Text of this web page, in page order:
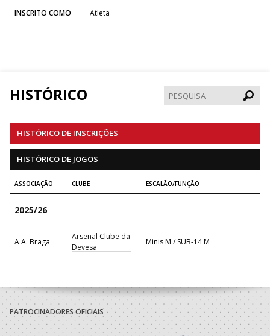
INSCRITO COMO Atleta
HISTÓRICO
HISTÓRICO DE INSCRIÇÕES
HISTÓRICO DE JOGOS
ASSOCIAÇÃO CLUBE ESCALÃO/FUNÇÃO
2025/26
A.A. Braga
Arsenal Clube da
Devesa
Minis M / SUB-14 M
PATROCINADORES OFICIAIS